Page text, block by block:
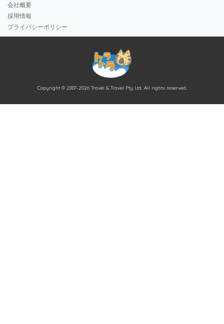
会社概要
採用情報
プライバシーポリシー
Copyright © 2007-2026 Travel & Travel Pty Ltd. All rights reserved.